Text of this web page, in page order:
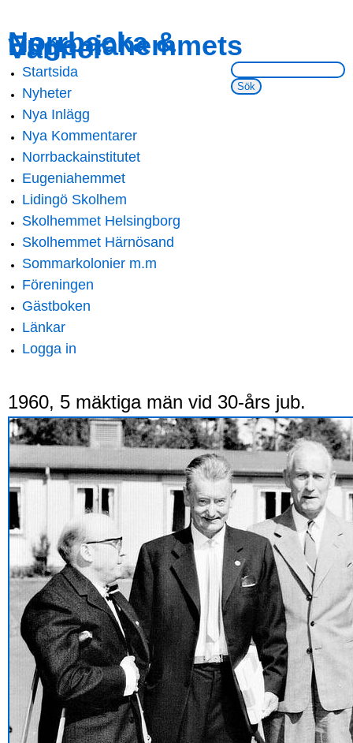
main
content
navigation
Norrbacka &
Eugeniahemmets
Vänner
Sök på webbsidan:
Main menu
Startsida
Nyheter
Nya Inlägg
Nya Kommentarer
Norrbackainstitutet
Eugeniahemmet
Lidingö Skolhem
Skolhemmet Helsingborg
Skolhemmet Härnösand
Sommarkolonier m.m
Föreningen
Gästboken
Länkar
Logga in
1960, 5 mäktiga män vid 30-års jub.